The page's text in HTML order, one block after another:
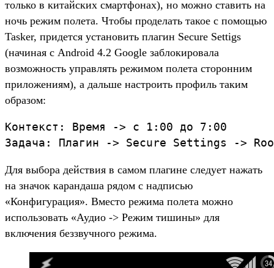
только в китайских смартфонах), но можно ставить на
ночь режим полета. Чтобы проделать такое с помощью
Tasker, придется установить плагин Secure Settigs
(начиная с Android 4.2 Google заблокировала
возможность управлять режимом полета сторонним
приложениям), а дальше настроить профиль таким
образом:
Контекст: Время -> с 1:00 до 7:00
Для выбора действия в самом плагине следует нажать
на значок карандаша рядом с надписью
«Конфигурация». Вместо режима полета можно
использовать «Аудио -> Режим тишины» для
включения беззвучного режима.